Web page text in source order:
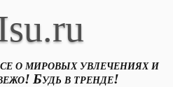
о мировых увлечениях и
Будь в тренде!